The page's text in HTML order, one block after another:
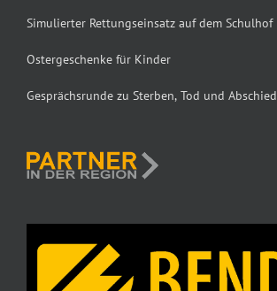
Simulierter Rettungseinsatz auf dem Schulhof
Ostergeschenke für Kinder
Gesprächsrunde zu Sterben, Tod und Abschied